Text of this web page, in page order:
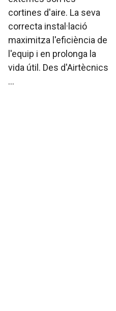
cortines d'aire. La seva
correcta instal·lació
maximitza l'eficiència de
l'equip i en prolonga la
vida útil. Des d'Airtècnics
...